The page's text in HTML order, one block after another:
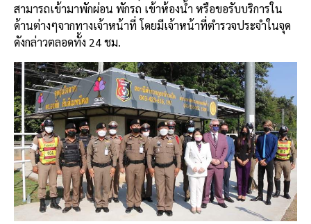
สามารถเข้ามาพักผ่อน พักรถ เข้าห้องน้ำ หรือขอรับบริการใน
ด้านต่างๆจากทางเจ้าหน้าที่ โดยมีเจ้าหน้าที่ตำรวจประจำในจุด
ดังกล่าวตลอดทั้ง 24ชม.